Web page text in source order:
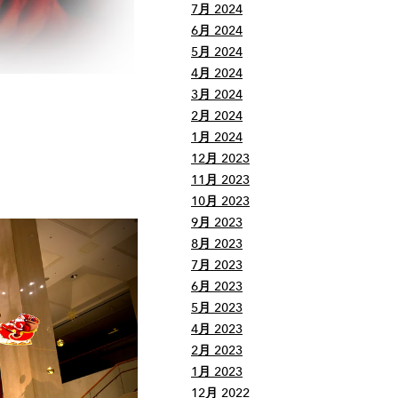
7月 2024
6月 2024
5月 2024
4月 2024
3月 2024
2月 2024
1月 2024
12月 2023
11月 2023
10月 2023
9月 2023
8月 2023
7月 2023
6月 2023
5月 2023
4月 2023
2月 2023
1月 2023
12月 2022